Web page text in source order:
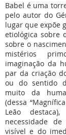
Babel é uma
pelo autor do
lugar que expõe
etiológica sobre
sobre o
mistérios
imaginação da
par da criação
ou do sentido
muito da
(dessa
Leão
necessidade
visível e do